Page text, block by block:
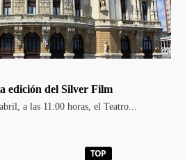
edición del Silver Film
a las 11:00 horas, el Teatro...
TOP